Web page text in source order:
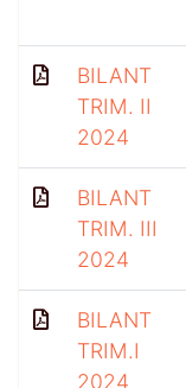
BILANT
TRIM. II
2024
BILANT
TRIM. III
2024
BILANT
TRIM.I
2024